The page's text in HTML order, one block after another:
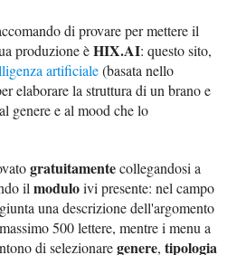
di provare per mettere il
produzione èHIX.AI: questo sito,
artificiale(basata nello
elaborare la struttura di un brano e
genere e al mood che lo
gratuitamentecollegandosi a
ilmoduloivi presente: nel campo
una descrizione dell'argomento
500 lettere, mentre i menu a
di selezionaregenere,tipologia